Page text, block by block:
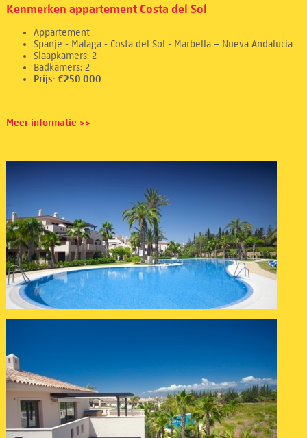
Kenmerken appartement Costa del Sol
Appartement
Spanje - Malaga - Costa del Sol - Marbella – Nueva Andalucia
Slaapkamers: 2
Badkamers: 2
Prijs: €250.000
Meer informatie >>